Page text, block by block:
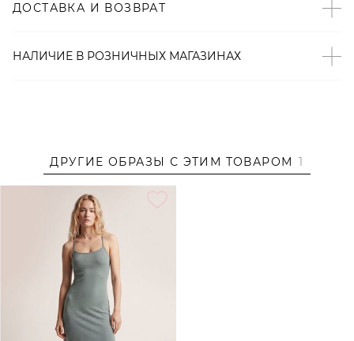
– След подошвы из прочной резины;
– Произведено по индивидуальному заказу и под
TOPTOP
ДОСТАВКА И ВОЗВРАТ
НАЛИЧИЕ В РОЗНИЧНЫХ МАГАЗИНАХ
ДРУГИЕ ОБРАЗЫ С ЭТИМ ТОВАРОМ 1